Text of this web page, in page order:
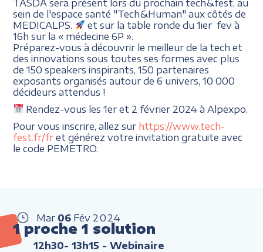
TASDA sera présent lors du prochain tech&fest, au
sein de l'espace santé "Tech&Human" aux côtés de
MEDICALPS.
et sur la table ronde du 1ier fev à
16h sur la « médecine 6P ».
Préparez-vous à découvrir le meilleur de la tech et
des innovations sous toutes ses formes avec plus
de 150 speakers inspirants, 150 partenaires
exposants organisés autour de 6 univers, 10 000
décideurs attendus !
Rendez-vous les 1er et 2 février 2024 à Alpexpo.
Pour vous inscrire, allez sur https://www.tech-
fest.fr/fr et générez votre invitation gratuite avec
le code PEMETRO.
Mar 06 Fév 2024
1 proche 1 solution
12h30- 13h15 - Webinaire